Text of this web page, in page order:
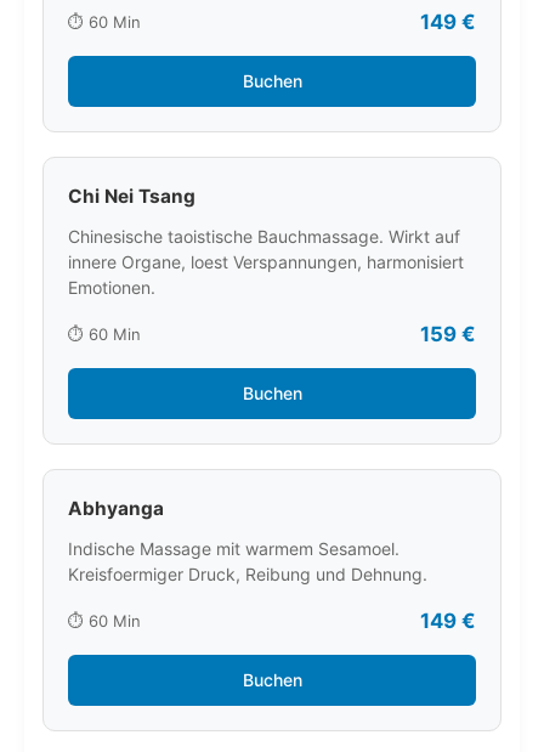
⏱️ 60 Min 149 €
Buchen
Chi Nei Tsang
Chinesische taoistische Bauchmassage. Wirkt auf
innere Organe, loest Verspannungen, harmonisiert
Emotionen.
⏱️ 60 Min 159 €
Buchen
Abhyanga
Indische Massage mit warmem Sesamoel.
Kreisfoermiger Druck, Reibung und Dehnung.
⏱️ 60 Min 149 €
Buchen